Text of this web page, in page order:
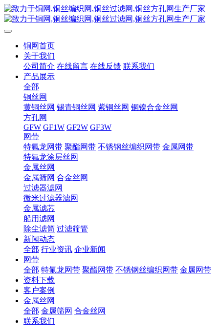
铜网首页
关于我们
公司简介 在线留言 在线反馈 联系我们
产品展示
全部
铜丝网
黄铜丝网 锡青铜丝网 紫铜丝网 铜镍合金丝网
方孔网
GFW GF1W GF2W GF3W
网带
特氟龙网带 聚酯网带 不锈钢丝编织网带 金属网带
特氟龙涂层丝网
金属丝网
金属筛网 合金丝网
过滤器滤网
微米过滤器滤网
金属滤芯
船用滤网
除尘滤筒 过滤筛管
新闻动态
全部 行业资讯 企业新闻
网带
全部 特氟龙网带 聚酯网带 不锈钢丝编织网带 金属网带
资料下载
客户案例
金属丝网
全部 金属筛网 合金丝网
联系我们